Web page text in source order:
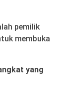
pemilik
membuka
yang